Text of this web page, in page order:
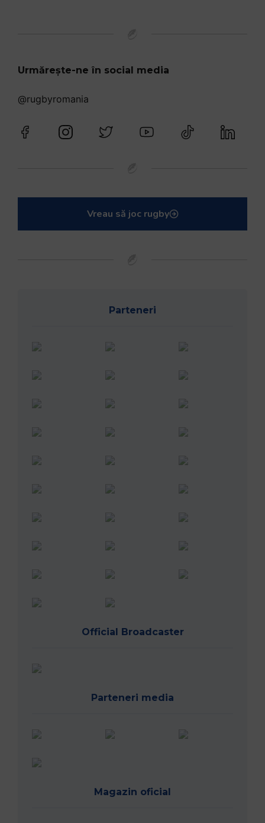
Urmărește-ne în social media
@rugbyromania
Vreau să joc rugby
Parteneri
Official Broadcaster
Parteneri media
Magazin oficial